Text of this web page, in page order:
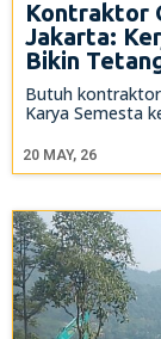
Kontraktor
Jakarta:
Bikin
20 MAY, 26
Butuh
Karya Semesta